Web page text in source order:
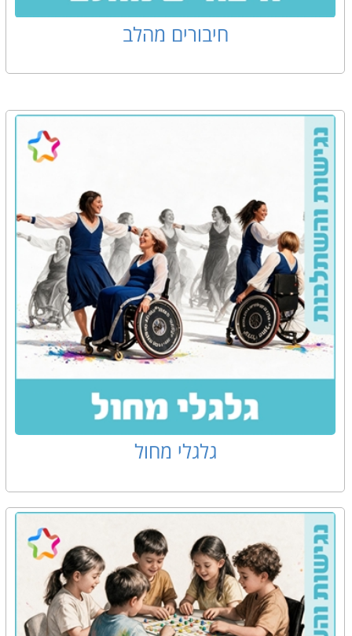
חיבורים מהלב
גלגלי מחול